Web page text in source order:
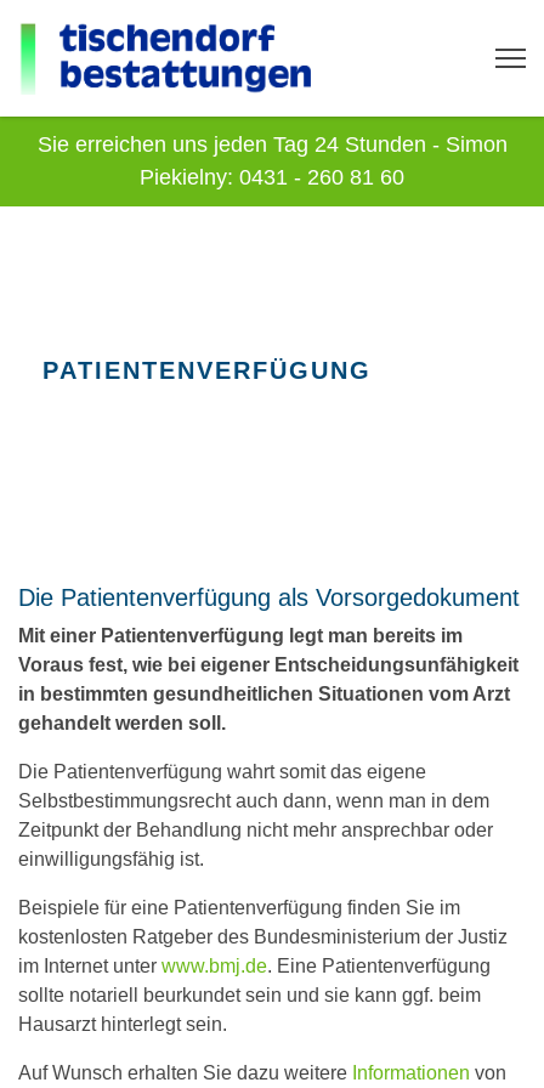
Sie erreichen uns jeden Tag 24 Stunden - Simon
Piekielny: 0431 - 260 81 60
PATIENTENVERFÜGUNG
Die Patientenverfügung als Vorsorgedokument
Mit einer Patientenverfügung legt man bereits im
Voraus fest, wie bei eigener Entscheidungsunfähigkeit
in bestimmten gesundheitlichen Situationen vom Arzt
gehandelt werden soll.
Die Patientenverfügung wahrt somit das eigene
Selbstbestimmungsrecht auch dann, wenn man in dem
Zeitpunkt der Behandlung nicht mehr ansprechbar oder
einwilligungsfähig ist.
Beispiele für eine Patientenverfügung finden Sie im
kostenlosten Ratgeber des Bundesministerium der Justiz
im Internet unter www.bmj.de. Eine Patientenverfügung
sollte notariell beurkundet sein und sie kann ggf. beim
Hausarzt hinterlegt sein.
Auf Wunsch erhalten Sie dazu weitere Informationen von